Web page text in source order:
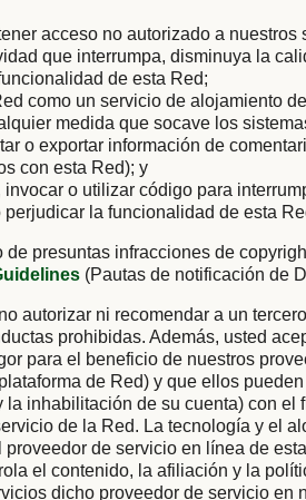
acceso no autorizado a
que interrumpa, disminuya la
de esta Red;
como un servicio de alojamiento
medida que socave los
o exportar información de
con esta Red); y
invocar o utilizar código para
perjudicar la funcionalidad de esta
de presuntas infracciones de
(Pautas de notificación de
autorizar ni recomendar a un
prohibidas. Además, usted
para el beneficio de nuestros
de Red) y que ellos
la inhabilitación de su cuenta) con el
de la Red. La tecnología y el
proveedor de servicio en línea de
el contenido, la afiliación y la
dicho proveedor de servicio en